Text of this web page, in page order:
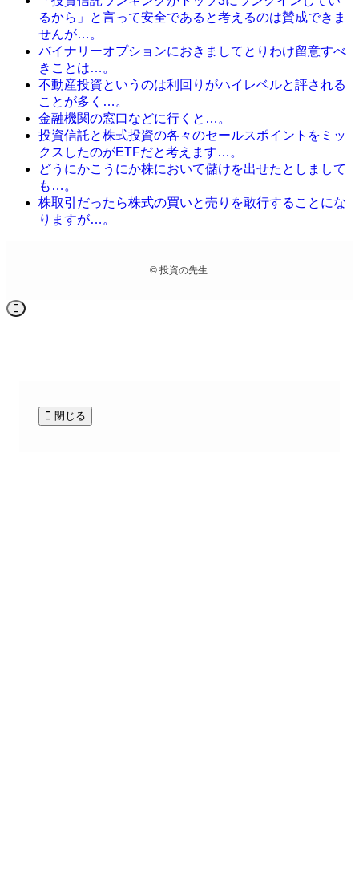
るから」と言って安全であると考えるのは賛成できま
せんが…。
バイナリーオプションにおきましてとりわけ留意すべ
きことは…。
不動産投資というのは利回りがハイレベルと評される
ことが多く…。
金融機関の窓口などに行くと…。
投資信託と株式投資の各々のセールスポイントをミッ
クスしたのがETFだと考えます…。
どうにかこうにか株において儲けを出せたとしまして
も…。
株取引だったら株式の買いと売りを敢行することにな
りますが…。
©投資の先生.
閉じる